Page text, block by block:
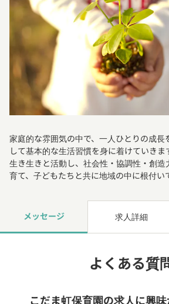
家庭的な雰囲気の中で、一人ひとりの成長
して基本的な生活習慣を身に着けていきま
生き生きと活動し、社会性・協調性・創造
育て、子どもたちと共に地域の中に根付い
メッセージ 求人詳細
よくある質
こだま虹保育園の求人に興